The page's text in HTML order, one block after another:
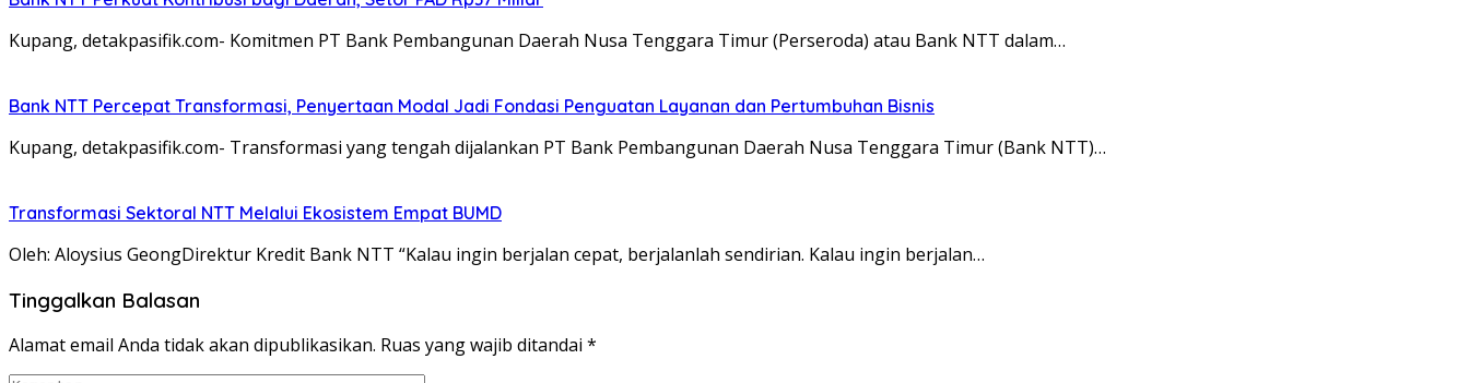
Kupang, detakpasifik.com- Komitmen PT Bank Pembangunan Daerah Nusa Tenggara Timur (Perseroda) atau Bank NTT dalam…
Bank NTT Percepat Transformasi, Penyertaan Modal Jadi Fondasi Penguatan Layanan dan Pertumbuhan Bisnis
Kupang, detakpasifik.com- Transformasi yang tengah dijalankan PT Bank Pembangunan Daerah Nusa Tenggara Timur (Bank NTT)…
Transformasi Sektoral NTT Melalui Ekosistem Empat BUMD
Oleh: Aloysius GeongDirektur Kredit Bank NTT “Kalau ingin berjalan cepat, berjalanlah sendirian. Kalau ingin berjalan…
Tinggalkan Balasan
Alamat email Anda tidak akan dipublikasikan. Ruas yang wajib ditandai *